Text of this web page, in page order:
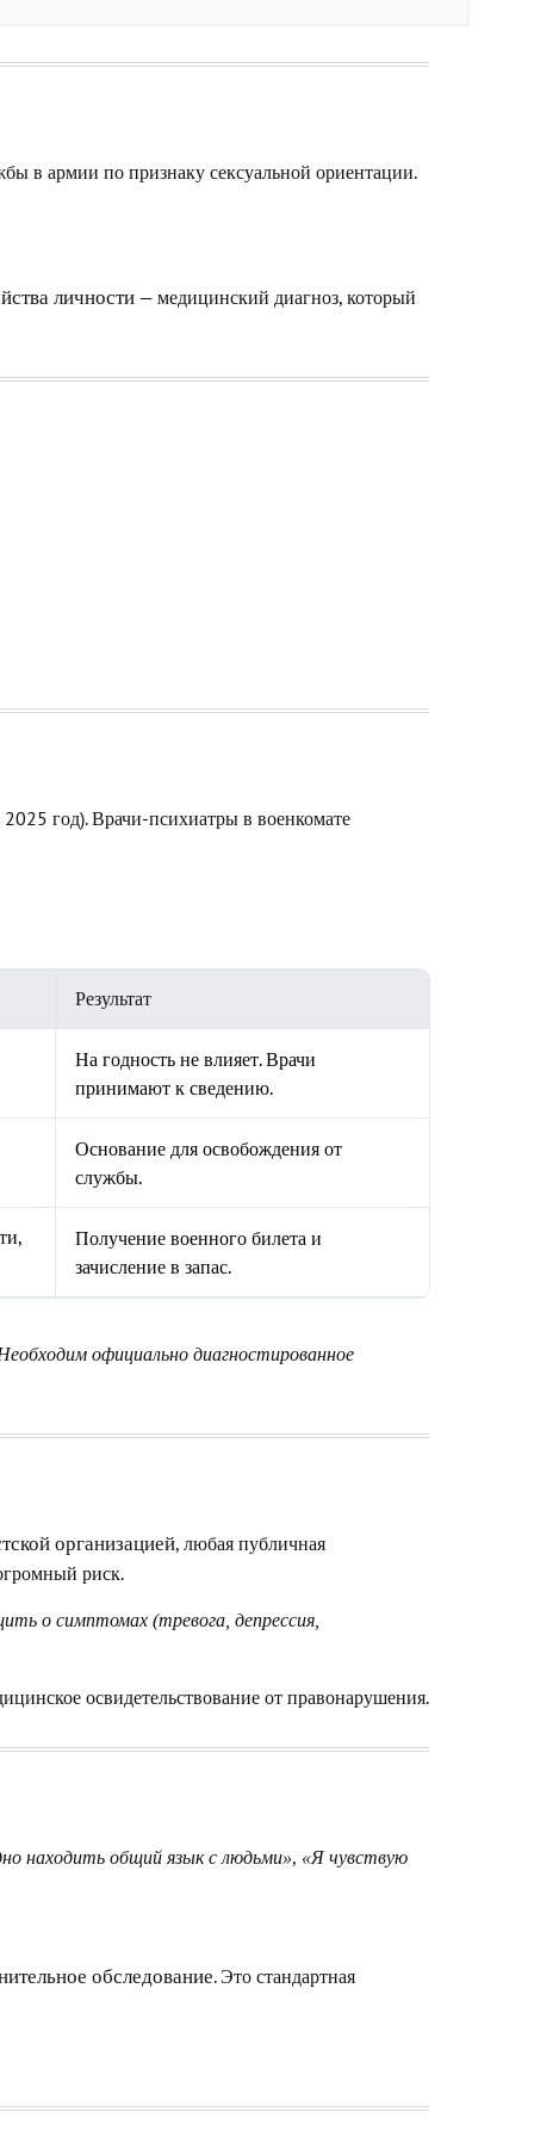
в армии по признаку сексуальной ориентации.
личности — медицинский диагноз, который
год). Врачи-психиатры в военкомате
Результат
На годность не влияет. Врачи
принимают к сведению.
Основание для освобождения от
службы.
Получение военного билета и
зачисление в запас.
официально диагностированное
организацией, любая публичная
риск.
о симптомах (тревога, депрессия,
освидетельствование от правонарушения.
находить общий язык с людьми», «Я чувствую
обследование. Это стандартная